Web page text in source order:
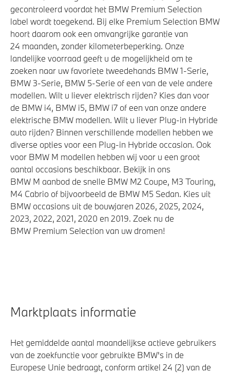
gecontroleerd voordat het BMW Premium Selection
label wordt toegekend. Bij elke Premium Selection BMW
hoort daarom ook een omvangrijke garantie van
24 maanden, zonder kilometerbeperking. Onze
landelijke voorraad geeft u de mogelijkheid om te
zoeken naar uw favoriete tweedehands BMW 1-Serie,
BMW 3-Serie, BMW 5-Serie of een van de vele andere
modellen. Wilt u liever elektrisch rijden? Kies dan voor
de BMW i4, BMW i5, BMW i7 of een van onze andere
elektrische BMW modellen. Wilt u liever Plug-in Hybride
auto rijden? Binnen verschillende modellen hebben we
diverse opties voor een Plug-in Hybride occasion. Ook
voor BMW M modellen hebben wij voor u een groot
aantal occasions beschikbaar. Bekijk in ons
BMW M aanbod de snelle BMW M2 Coupe, M3 Touring,
M4 Cabrio of bijvoorbeeld de BMW M5 Sedan. Kies uit
BMW occasions uit de bouwjaren 2026, 2025, 2024,
2023, 2022, 2021, 2020 en 2019. Zoek nu de
BMW Premium Selection van uw dromen!
Marktplaats informatie
Het gemiddelde aantal maandelijkse actieve gebruikers
van de zoekfunctie voor gebruikte BMW's in de
Europese Unie bedraagt, conform artikel 24 (2) van de